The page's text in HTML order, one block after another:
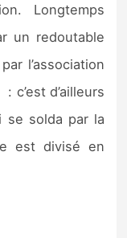
Longtemps
un redoutable
l’association
c’est d’ailleurs
se solda par la
est divisé en